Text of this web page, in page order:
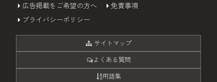
広告掲載をご希望の方へ
免責事項
プライバシーポリシー
サイトマップ
よくある質問
用語集